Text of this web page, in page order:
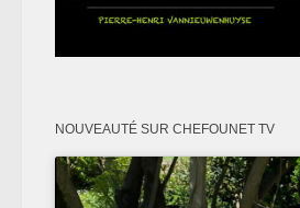
NOUVEAUTÉ SUR CHEFOUNET TV